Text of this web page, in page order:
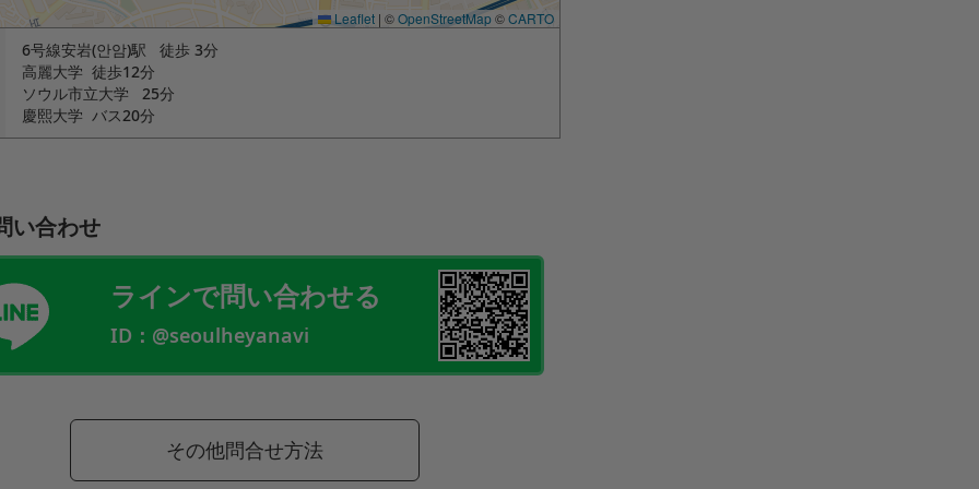
Leaflet | ©OpenStreetMap©CARTO
6号線安岩(안암)駅 徒歩 3分
高麗大学 徒歩12分
ソウル市立大学 25分
慶熙大学 バス20分
い合わせ
ラインで問い合わせる
ID：@seoulheyanavi
その他問合せ方法